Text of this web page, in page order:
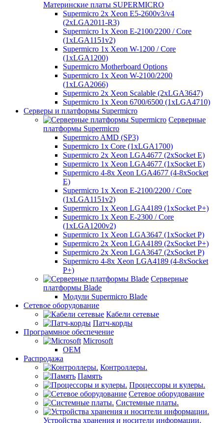
Материнские платы SUPERMICRO
Supermicro 2x Xeon E5-2600v3/v4
(2xLGA2011-R3)
Supermicro 1x Xeon E-2100/2200 / Core
(1xLGA1151v2)
Supermicro 1x Xeon W-1200 / Core
(1xLGA1200)
Supermicro Motherboard Options
Supermicro 1x Xeon W-2100/2200
(1xLGA2066)
Supermicro 2x Xeon Scalable (2xLGA3647)
Supermicro 1x Xeon 6700/6500 (1xLGA4710)
Серверы и платформы Supermicro
Серверные
платформы Supermicro
Supermicro AMD (SP3)
Supermicro 1x Core (1xLGA1700)
Supermicro 2x Xeon LGA4677 (2xSocket E)
Supermicro 1x Xeon LGA4677 (1xSocket E)
Supermicro 4-8x Xeon LGA4677 (4-8xSocket
E)
Supermicro 1x Xeon E-2100/2200 / Core
(1xLGA1151v2)
Supermicro 1x Xeon LGA4189 (1xSocket P+)
Supermicro 1x Xeon E-2300 / Core
(1xLGA1200v2)
Supermicro 1x Xeon LGA3647 (1xSocket P)
Supermicro 2x Xeon LGA4189 (2xSocket P+)
Supermicro 2x Xeon LGA3647 (2xSocket P)
Supermicro 4-8x Xeon LGA4189 (4-8xSocket
P+)
Серверные
платформы Blade
Модули Supermicro Blade
Сетевое оборудование
Кабели сетевые
Патч-корды
Программное обеспечение
Microsoft
OEM
Распродажа
Контроллеры.
Память
Процессоры и кулеры.
Сетевое оборудование
Системные платы.
Устройства хранения и носители информации.